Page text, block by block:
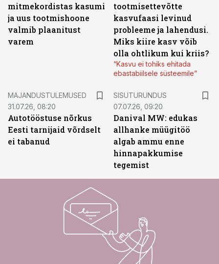
mitmekordistas kasumi
ja uus tootmishoone
valmib plaanitust
varem
tootmisettevõtte
kasvufaasi levinud
probleeme ja lahendusi.
Miks kiire kasv võib
olla ohtlikum kui kriis?
“Kasvu ei tohiks ehitada
ebastabiilsele süsteemile”
MAJANDUSTULEMUSED
31.07.26, 08:20
Autotööstuse nõrkus
Eesti tarnijaid võrdselt
ei tabanud
SISUTURUNDUS
07.07.26, 09:20
Danival MW: edukas
allhanke müügitöö
algab ammu enne
hinnapakkumise
tegemist